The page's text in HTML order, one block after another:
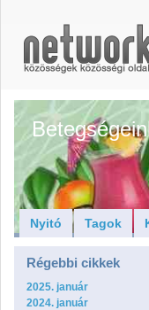
Nyitó Tagok
Régebbi cikkek
2025. január
2024. január